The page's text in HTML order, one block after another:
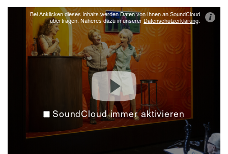
Bei Anklicken dieses Inhalts werden Daten von Ihnen an SoundCloud
übertragen. Näheres dazu in unserer Datenschutzerklärung. i
SoundCloud immer aktivieren